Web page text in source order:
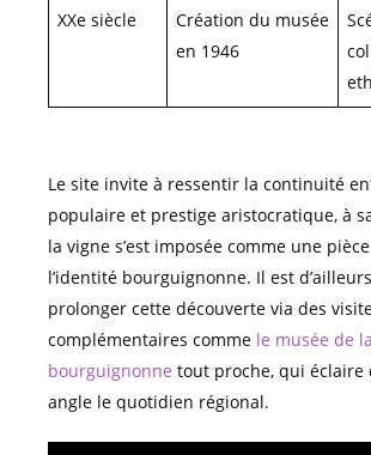
XXe siècle
Création du musée
en 1946
Le site invite à ressentir la continuité
populaire et prestige aristocratique, à
la vigne s’est imposée comme une
l’identité bourguignonne. Il est
prolonger cette découverte via des
complémentaires comme le musée de
bourguignonne tout proche, qui éclaire
angle le quotidien régional.